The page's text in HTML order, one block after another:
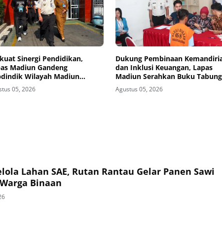
Sinergi Pendidikan,
Madiun Gandeng
Wilayah Madiun
Program TITL
05, 2026
Dukung Pembinaan
dan Inklusi Keuangan, Lapas
Madiun Serahkan Buku
dan ATM BRI kepada Warga
Binaan
Agustus 05, 2026
Lahan SAE, Rutan Rantau Gelar Panen Sawi
Binaan